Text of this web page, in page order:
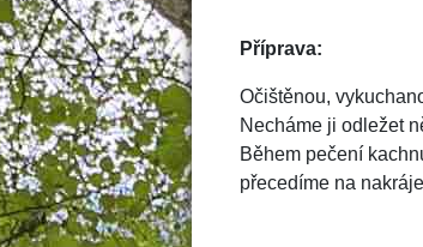
Příprava:
Očištěnou,
Necháme ji odležet
Během pečení
přecedíme na